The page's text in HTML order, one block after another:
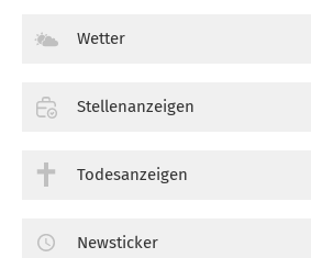
Wetter
Stellenanzeigen
Todesanzeigen
Newsticker